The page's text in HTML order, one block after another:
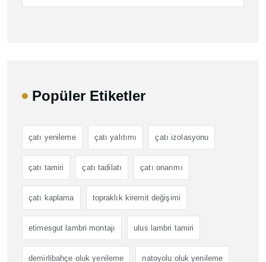
Popüler Etiketler
çatı yenileme çatı yalıtımı çatı izolasyonu
çatı tamiri çatı tadilatı çatı onarımı
çatı kaplama topraklık kiremit değişimi
etimesgut lambri montajı ulus lambri tamiri
demirlibahçe oluk yenileme natoyolu oluk yenileme